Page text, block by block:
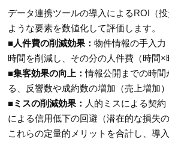
データ連携ツールの導入によるROI（
ような要素を数値化して評価します。
■人件費の削減効果：物件情報の手入力
時間を削減し、その分の人件費（時間×
■集客効果の向上：情報公開までの時間
る、反響数や成約数の増加（売上増加
■ミスの削減効果： 人的ミスによる契
による信用低下の回避（潜在的な損失
これらの定量的メリットを合計し、導